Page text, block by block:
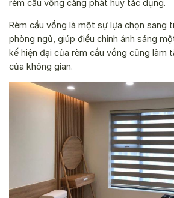
rèm cầu vồng càng phát huy tác dụng.
Rèm cầu vồng là một sự lựa chọn sang
phòng ngủ, giúp điều chỉnh ánh sáng
kế hiện đại của rèm cầu vồng cũng làm
của không gian.